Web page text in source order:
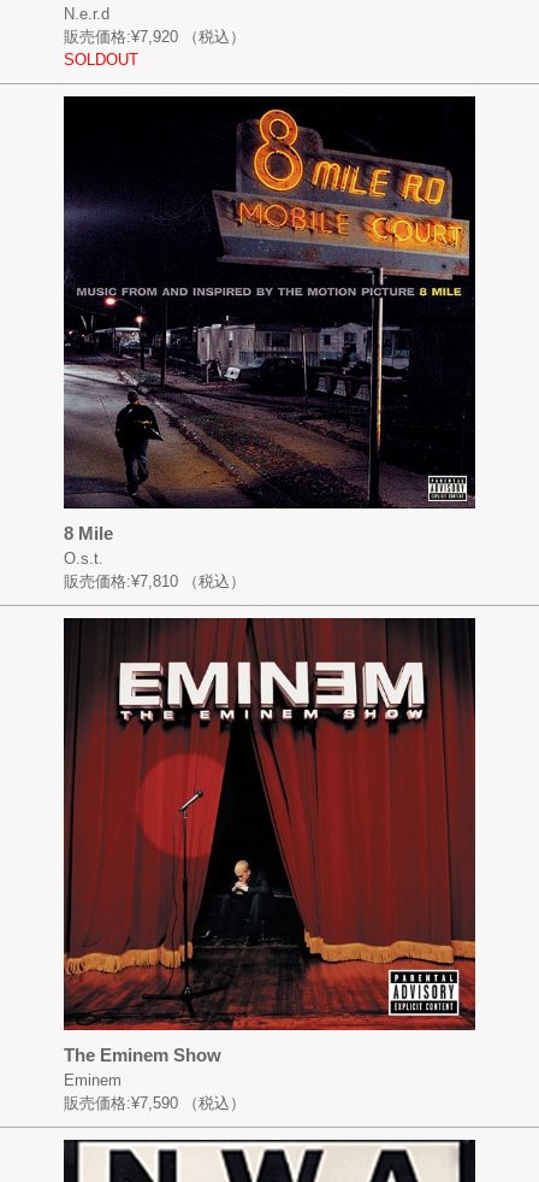
N.e.r.d
販売価格:¥7,920
（税込）
SOLDOUT
8 Mile
O.s.t.
販売価格:¥7,810 （税込）
The Eminem Show
Eminem
販売価格:¥7,590 （税込）